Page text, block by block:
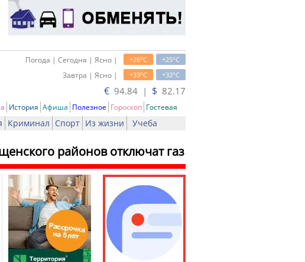
+25oC
+26oC
Погода | Сегодня | Ясно |
+32oC
+33oC
Завтра | Ясно |
€ 94.84 | $ 82.17
История Афиша Полезное Гороскоп Гостевая
Криминал Спорт Из жизни Учеба
районов отключат газ
Печать